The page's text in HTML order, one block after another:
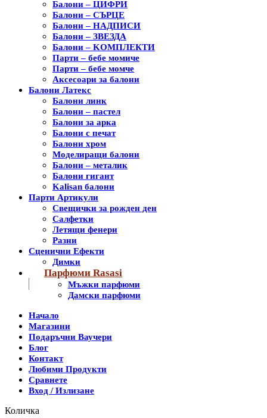
Балони – ЦИФРИ
Балони – СЪРЦЕ
Балони – НАДПИСИ
Балони – ЗВЕЗДА
Балони – KОМПЛЕКТИ
Парти – бебе момиче
Парти – бебе момче
Аксесоари за балони
Балони Латекс
Балони линк
Балони – пастел
Балони за арка
Балони с печат
Балони хром
Моделиращи балони
Балони – металик
Балони гигант
Kalisan балони
Парти Артикули
Свещички за рожден ден
Салфетки
Летящи фенери
Разни
Сценични Ефекти
Димки
Парфюми Rasasi
Мъжки парфюми
Дамски парфюми
Начало
Магазини
Подаръчни Ваучери
Блог
Контакт
Любими Продукти
Сравнете
Вход / Излизане
Количка